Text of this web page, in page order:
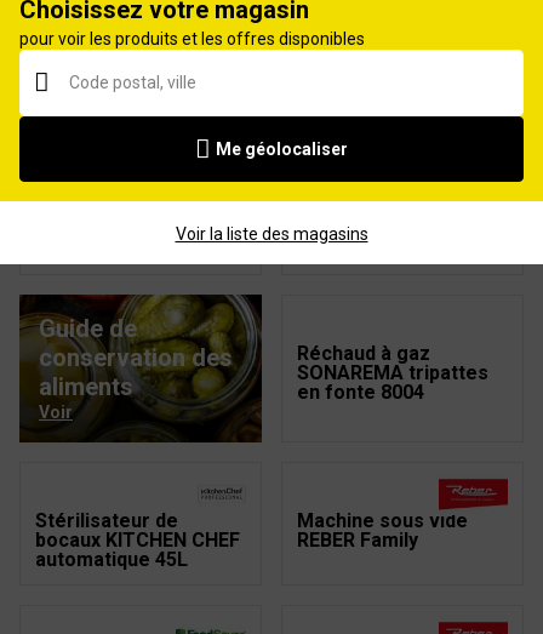
Machine sous vide
FOODSAVER VS2290X
bocaux KITCHEN CHEF
bocaux KITCHEN CHEF
LCD 31L
Guide de
conservation des
aliments
Voir
Réchaud à gaz
SONAREMA tripattes
en fonte 8004
Stérilisateur de
bocaux KITCHEN CHEF
automatique 45L
Machine sous vide
REBER Family
Choisissez votre magasin
pour voir les produits et les offres disponibles
Me géolocaliser
Voir la liste des magasins